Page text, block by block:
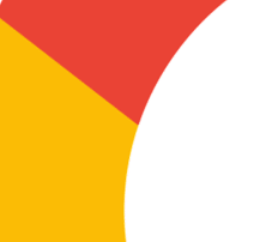
La Sole en Cadena 3